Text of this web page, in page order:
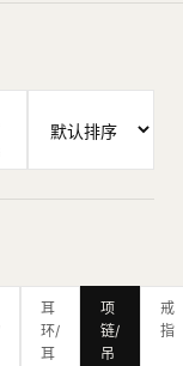
耳
环/
耳
项
链/
吊
戒
指